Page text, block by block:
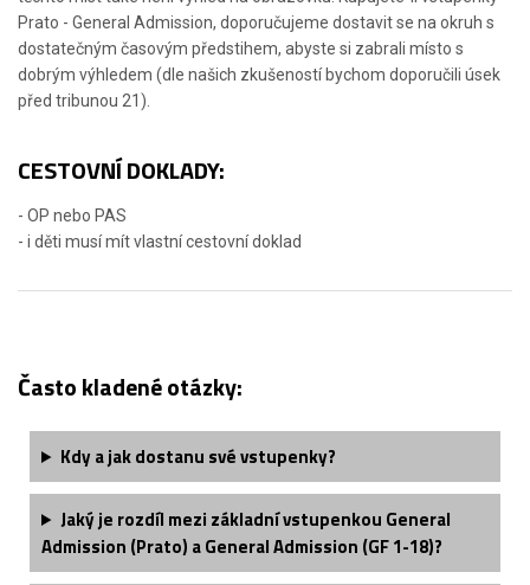
Prato - General Admission, doporučujeme dostavit se na okruh s
dostatečným časovým předstihem, abyste si zabrali místo s
dobrým výhledem (dle našich zkušeností bychom doporučili úsek
před tribunou 21).
CESTOVNÍ DOKLADY:
- OP nebo PAS
- i děti musí mít vlastní cestovní doklad
Často kladené otázky:
Kdy a jak dostanu své vstupenky?
Jaký je rozdíl mezi základní vstupenkou General
Admission (Prato) a General Admission (GF 1-18)?